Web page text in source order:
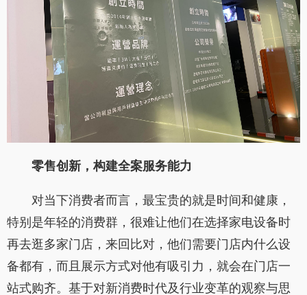
零售创新，构建全案服务能力
对当下消费者而言，最宝贵的就是时间和健康，
特别是年轻的消费群，很难让他们在选择家电设备时
再去逛多家门店，来回比对，他们需要门店内什么设
备都有，而且展示方式对他有吸引力，就会在门店一
站式购齐。基于对新消费时代及行业变革的观察与思